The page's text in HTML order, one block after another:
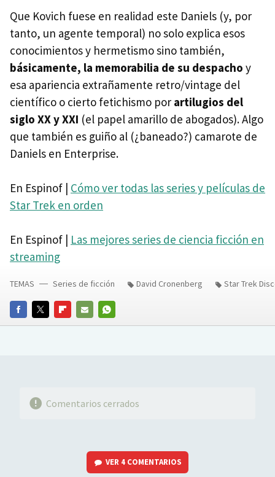
Que Kovich fuese en realidad este Daniels (y, por
tanto, un agente temporal) no solo explica esos
conocimientos y hermetismo sino también,
básicamente, la memorabilia de su despacho y
esa apariencia extrañamente retro/vintage del
científico o cierto fetichismo por artilugios del
siglo XX y XXI (el papel amarillo de abogados). Algo
que también es guiño al (¿baneado?) camarote de
Daniels en Enterprise.
En Espinof | Cómo ver todas las series y películas de
Star Trek en orden
En Espinof | Las mejores series de ciencia ficción en
streaming
FACEBOOKTWITTERFLIPBOARD
E-
WHATSAPP
TEMAS Series de ficción David Cronenberg Star Trek
Comentarios cerrados
VER 4 COMENTARIOS